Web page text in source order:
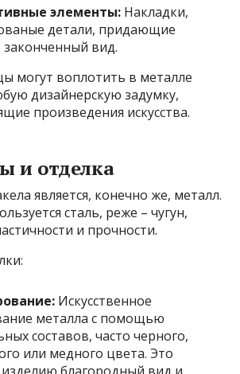
элементы: Накладки,
детали, придающие
вид.
могут воплотить в металле
дизайнерскую задумку,
произведения искусства.
и отделка
является, конечно же, металл.
сталь, реже – чугун,
и прочности.
Искусственное
металла с помощью
составов, часто черного,
или медного цвета. Это
благородный вид и